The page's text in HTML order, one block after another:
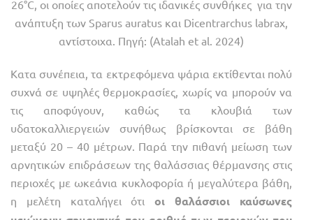
26°C, οι οποίες αποτελούν τις ιδανικές συνθήκες για την
ανάπτυξη των Sparus auratus και Dicen­trarchus labrax,
αντίστοιχα. Πηγή: (Atalah et al. 2024)
Κατα συνέπεια, τα εκτρεφόμενα ψάρια εκτίθενται πολύ
συχνά σε υψηλές θερμοκρασίες, χωρίς να μπορούν να
τις αποφύγουν, καθώς τα κλουβιά των
υδατοκαλλιεργειών συνήθως βρίσκονται σε βάθη
μεταξύ 20 – 40 μέτρων. Παρά την πιθανή μείωση των
αρνητικών επιδράσεων της θαλάσσιας θέρμανσης στις
περιοχές με ωκεάνια κυκλοφορία ή μεγαλύτερα βάθη,
η μελέτη καταλήγει ότιοι θαλάσσιοι καύσωνες